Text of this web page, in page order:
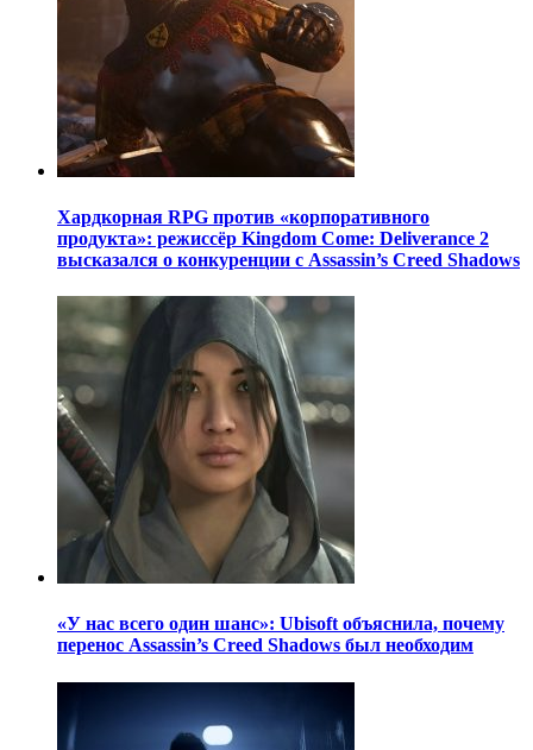
Хардкорная RPG против «корпоративного
продукта»: режиссёр Kingdom Come: Deliverance 2
высказался о конкуренции с Assassin’s Creed Shadows
«У нас всего один шанс»: Ubisoft объяснила, почему
перенос Assassin’s Creed Shadows был необходим